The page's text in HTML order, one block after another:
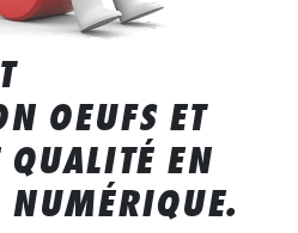
OEUFS ET
QUALITÉ EN